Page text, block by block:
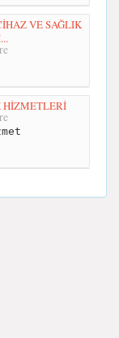
VE SAĞLIK
HİZMETLERİ